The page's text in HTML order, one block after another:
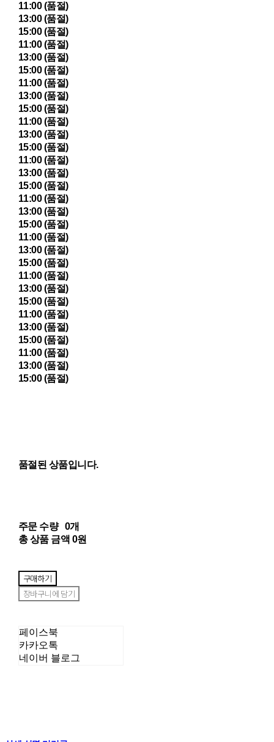
11:00 (품절)
13:00 (품절)
15:00 (품절)
11:00 (품절)
13:00 (품절)
15:00 (품절)
11:00 (품절)
13:00 (품절)
15:00 (품절)
11:00 (품절)
13:00 (품절)
15:00 (품절)
11:00 (품절)
13:00 (품절)
15:00 (품절)
11:00 (품절)
13:00 (품절)
15:00 (품절)
11:00 (품절)
13:00 (품절)
15:00 (품절)
11:00 (품절)
13:00 (품절)
15:00 (품절)
11:00 (품절)
13:00 (품절)
15:00 (품절)
11:00 (품절)
13:00 (품절)
15:00 (품절)
품절된 상품입니다.
주문 수량
0개
총 상품 금액 0원
구매하기
장바구니에 담기
페이스북
카카오톡
네이버 블로그